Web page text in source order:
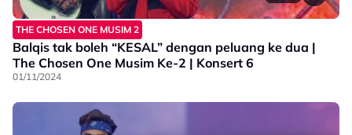
THE CHOSEN ONE MUSIM 2
Balqis tak boleh “KESAL” dengan peluang ke dua |
The Chosen One Musim Ke-2 | Konsert 6
01/11/2024